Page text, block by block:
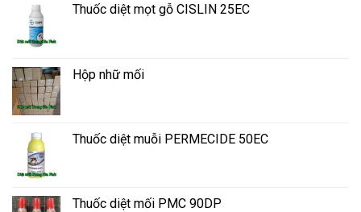
Thuốc diệt mọt gỗ CISLIN 25EC
Hộp nhữ mối
Thuốc diệt muỗi PERMECIDE 50EC
Thuốc diệt mối PMC 90DP